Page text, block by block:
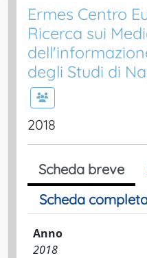
Ermes Centro
Ricerca sui
degli Studi di
2018
Scheda breve
Scheda
Anno
2018